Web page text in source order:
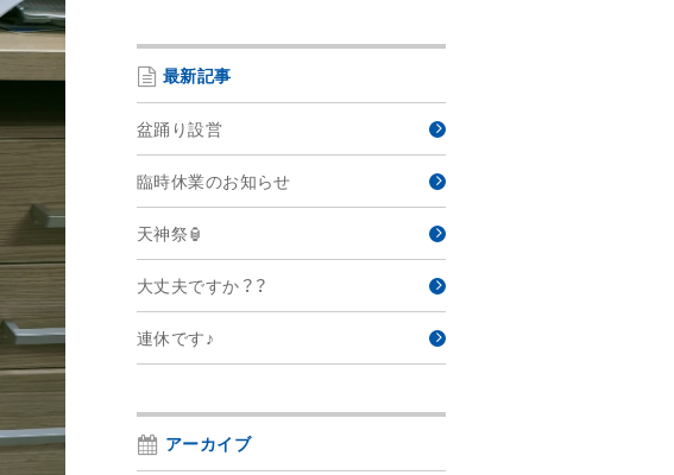
最新記事
盆踊り設営
臨時休業のお知らせ
天神祭🏮
大丈夫ですか？？
連休です♪
アーカイブ